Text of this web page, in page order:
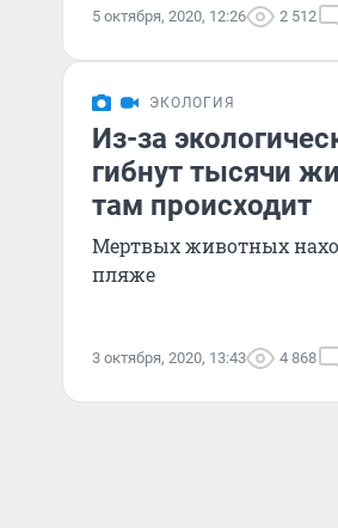
5 октября, 2020, 12:26 2 512
ЭКОЛОГИЯ
Из-за
гибнут тысячи
там происходит
Мертвых животных
пляже
3 октября, 2020, 13:43 4 868